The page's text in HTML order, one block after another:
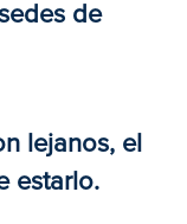
de
lejanos, el
estarlo.